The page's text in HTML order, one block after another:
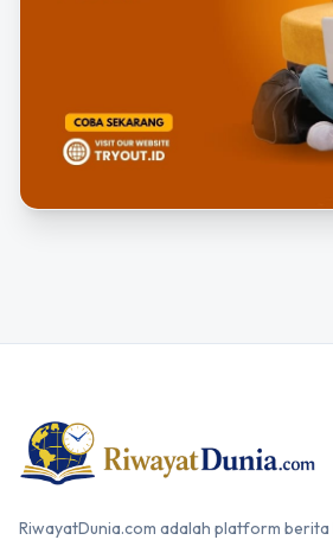
RiwayatDunia.com adalah platform